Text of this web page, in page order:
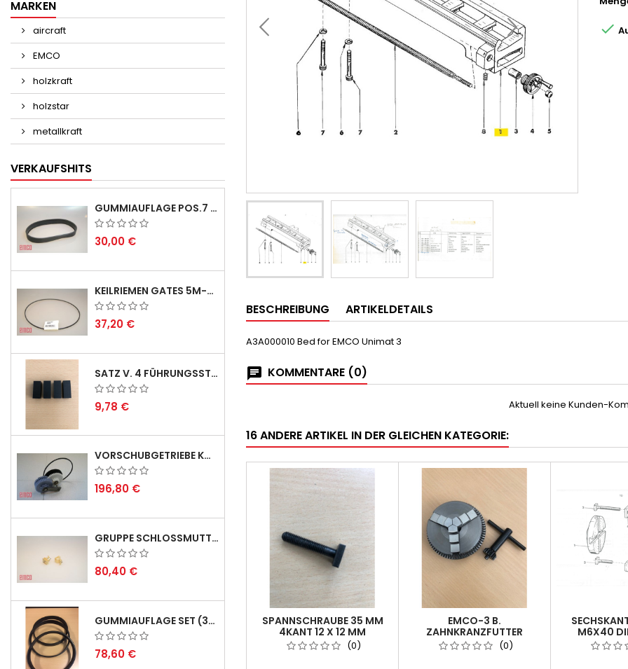
MARKEN
aircraft
EMCO
holzkraft
holzstar
metallkraft
VERKAUFSHITS
GUMMIAUFLAGE POS.7 FÜR EMCO SWING UND BS 3 - LIEFERVERZÖGERUNG AUGUST/ SEPTEMBER 2026
30,00 €
KEILRIEMEN GATES 5M-690 USA B1 - VEE-BELT - POSITION 23.
37,20 €
SATZ V. 4 FÜHRUNGSSTIFTEN FÜR EMCO SWING
9,78 €
VORSCHUBGETRIEBE KOMPL. F. REX 2000 MIT KEILRIEMEN - DERZEIT NICHT LAGERND
196,80 €
GRUPPE SCHLOSSMUTTER METRISCH
80,40 €
GUMMIAUFLAGE SET (3STÜCK) FÜR EMCO SWING UND BS 3 - LIEFERVERZÖGERUNG AUGUST 2026
78,60 €

BESCHREIBUNG ARTIKELDETAILS
A3A000010 Bed for EMCO Unimat 3
KOMMENTARE (0)
Aktuell keine Kunden-
16 ANDERE ARTIKEL IN DER GLEICHEN KATEGORIE:
SPANNSCHRAUBE 35 MM
4KANT 12 X 12 MM
(0)
EMCO-3 B.
ZAHNKRANZFUTTER
DURCHMESSER 60 MM
(0)
M6X40